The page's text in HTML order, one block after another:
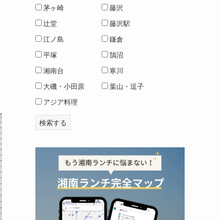
茅ヶ崎
藤沢
辻堂
藤沢駅
江ノ島
鎌倉
平塚
鵠沼
湘南台
寒川
大磯・小田原
葉山・逗子
アジア料理